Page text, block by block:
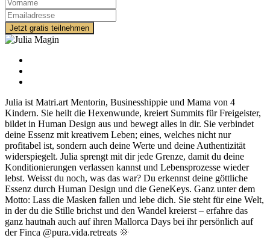
Julia ist Matri.art Mentorin, Businesshippie und Mama von 4
Kindern. Sie heilt die Hexenwunde, kreiert Summits für Freigeister,
bildet in Human Design aus und bewegt alles in dir. Sie verbindet
deine Essenz mit kreativem Leben; eines, welches nicht nur
profitabel ist, sondern auch deine Werte und deine Authentizität
widerspiegelt. Julia sprengt mit dir jede Grenze, damit du deine
Konditionierungen verlassen kannst und Lebensprozesse wieder
lebst. Weisst du noch, was das war? Du erkennst deine göttliche
Essenz durch Human Design und die GeneKeys. Ganz unter dem
Motto: Lass die Masken fallen und lebe dich. Sie steht für eine Welt,
in der du die Stille brichst und den Wandel kreierst – erfahre das
ganz hautnah auch auf ihren Mallorca Days bei ihr persönlich auf
der Finca @pura.vida.retreats 🌞